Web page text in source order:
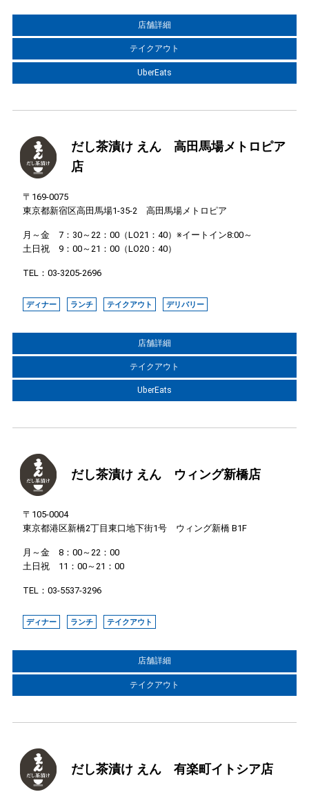
店舗詳細
テイクアウト
UberEats
だし茶漬け えん 高田馬場メトロピア
店
〒169-0075
東京都新宿区高田馬場1-35-2 高田馬場メトロピア
月～金 7：30～22：00（LO21：40）※イートイン8:00～
土日祝 9：00～21：00（LO20：40）
TEL：03-3205-2696
ディナー ランチ テイクアウト デリバリー
店舗詳細
テイクアウト
UberEats
だし茶漬け えん ウィング新橋店
〒105-0004
東京都港区新橋2丁目東口地下街1号 ウィング新橋 B1F
月～金 8：00～22：00
土日祝 11：00～21：00
TEL：03-5537-3296
ディナー ランチ テイクアウト
店舗詳細
テイクアウト
だし茶漬け えん 有楽町イトシア店